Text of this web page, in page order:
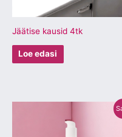
Jäätise kausid 4tk
Loe edasi
on: